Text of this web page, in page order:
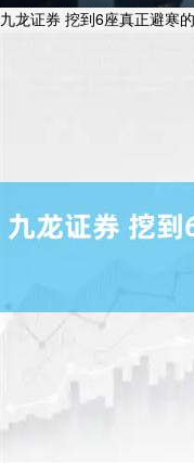
九龙证券 挖到6座真正避寒